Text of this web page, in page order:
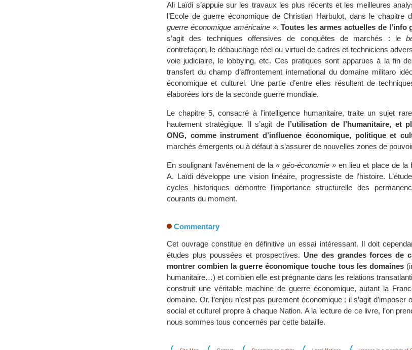
Ali Laïdi s’appuie sur les travaux les plus récents et les meilleures
l’Ecole de guerre économique de Christian Harbulot, dans le chapitre
guerre économique américaine ».Toutes les armes actuelles de l’info
s’agit des techniques offensives de conquêtes de marchés : le
contrefaçon, le débauchage réel ou virtuel de cadres et techniciens
voie judiciaire, le lobbying, etc. Ces pratiques sont apparues à la fin
transfert du champ d’affrontement international du domaine militaro
économique et culturel. Une partie d’entre elles résultent de
élaborées lors de la seconde guerre mondiale.
Le chapitre 5, consacré à l’intelligence humanitaire, traite un sujet
hautement stratégique. Il s’agit de l’utilisation de l’humanitaire, et
ONG, comme instrument d’influence économique, politique et
marchés émergents ou à défaut à s’assurer de nouvelles zones de
En soulignant l’avènement de la « géo-économie » en lieu et place de la
A. Laïdi développe une vision linéaire, progressiste de l’histoire.
cycles historiques démontre l’importance structurelle des
courants du moment.
Commentary
Cet ouvrage constitue en définitive un essai intéressant. Il doit
études plus poussées et prospectives. Une des grandes forces de
montrer combien la guerre économique touche tous les domaines
humanitaire…) et combien elle est prégnante dans les relations
construit une véritable machine de guerre économique, autant la
domaine. Or, l’enjeu n’est pas purement économique : il s’agit d’imposer
social et culturel propre à chaque Nation. A la lecture de ce livre, l’on
nous sommes tous concernés par cette bataille.